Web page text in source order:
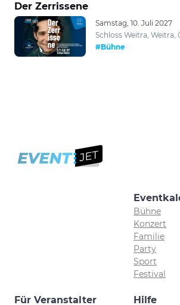
Der Zerrissene
Samstag, 10. Juli 2027
Schloss Weitra, Weitra,
#Bühne
Bühne
Konzert
Familie
Party
Sport
Festival
Für Veranstalter Hilfe